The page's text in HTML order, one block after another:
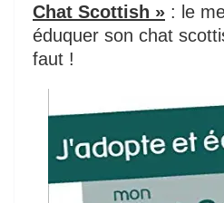
Chat Scottish » : le
éduquer son chat
faut !